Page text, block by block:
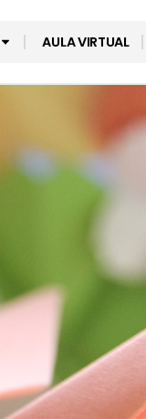
AULA VIRTUAL